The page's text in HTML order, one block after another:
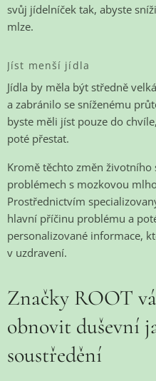
svůj jídelníček tak, abyste
mlze.
Jíst menší jídla
Jídla by měla být středně
a zabránilo se sníženému
byste měli jíst pouze do
poté přestat.
Kromě těchto změn životního
problémech s mozkovou
Prostřednictvím
hlavní příčinu problému a
personalizované informace,
v uzdravení.
Značky ROOT
obnovit duševní
soustředění